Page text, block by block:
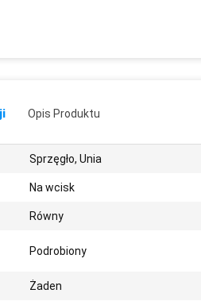
Opis Produktu
Sprzęgło, Unia
Na wcisk
Równy
Podrobiony
Żaden